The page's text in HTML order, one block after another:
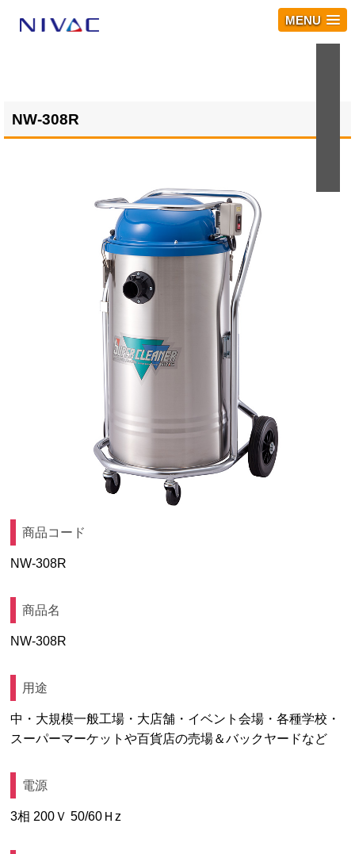
MENU
NW-308R
商品コード
NW-308R
商品名
NW-308R
用途
中・大規模一般工場・大店舗・イベント会場・各種学校・
スーパーマーケットや百貨店の売場＆バックヤードなど
電源
3相 200Ｖ 50/60Ｈz